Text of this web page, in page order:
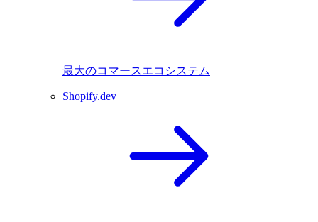
最大のコマースエコシステム
Shopify.dev